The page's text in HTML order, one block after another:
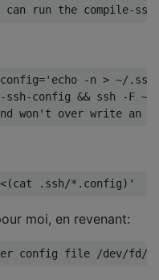
-n > ~/
ssh-config && ssh -F
moi, en revenant: